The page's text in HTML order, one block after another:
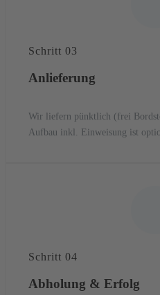
Schritt 03
Anlieferung
Wir liefern pünktlich (frei
Aufbau inkl. Einweisung ist
Schritt 04
Abholung & Erfolg